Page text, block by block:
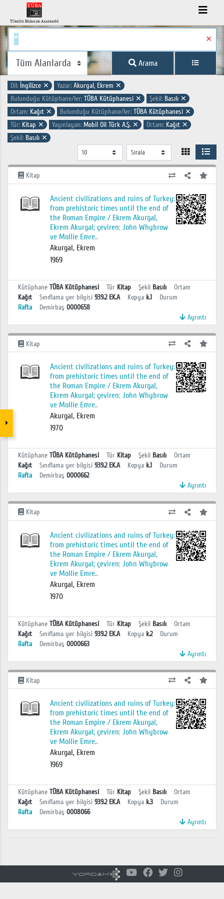
✕
Arama
Dil: İngilizce ✕ Yazar: Akurgal, Ekrem ✕
Bulunduğu Kütüphane/ler: TÜBA Kütüphanesi ✕ Şekil: Basılı ✕
Ortam: Kağıt ✕ Bulunduğu Kütüphane/ler: TÜBA Kütüphanesi ✕
Tür: Kitap ✕ Yayınlayan: Mobil Oil Türk A.Ş. ✕ Ortam: Kağıt ✕
Şekil: Basılı ✕
Kitap
Ancient civilizations and ruins of Turkey:
from prehistoric times until the end of
the Roman Empire / Ekrem Akurgal,
Ekrem Akurgal; çeviren: John Whybrow
ve Mollie Emre..
Akurgal, Ekrem
1969
Kütüphane TÜBA Kütüphanesi Tür Kitap Şekil Basılı
Ortam
Kağıt
Sınıflama yer bilgisi 939.2 EK.A Kopya k.1
Durum
Rafta
Demirbaş 0000658
Ayrıntı
Kitap
Ancient civilizations and ruins of Turkey:
from prehistoric times until the end of
the Roman Empire / Ekrem Akurgal,
Ekrem Akurgal; çeviren: John Whybrow
ve Mollie Emre..
Akurgal, Ekrem
1970
Kütüphane TÜBA Kütüphanesi Tür Kitap Şekil Basılı
Ortam
Kağıt
Sınıflama yer bilgisi 939.2 EK.A Kopya k.1
Durum
Rafta
Demirbaş 0000662
Ayrıntı
Kitap
Ancient civilizations and ruins of Turkey:
from prehistoric times until the end of
the Roman Empire / Ekrem Akurgal,
Ekrem Akurgal; çeviren: John Whybrow
ve Mollie Emre..
Akurgal, Ekrem
1970
Kütüphane TÜBA Kütüphanesi Tür Kitap Şekil Basılı
Ortam
Kağıt
Sınıflama yer bilgisi 939.2 EK.A Kopya k.2
Durum
Rafta
Demirbaş 0000663
Ayrıntı
Kitap
Ancient civilizations and ruins of Turkey:
from prehistoric times until the end of
the Roman Empire / Ekrem Akurgal,
Ekrem Akurgal; çeviren: John Whybrow
ve Mollie Emre..
Akurgal, Ekrem
1969
Kütüphane TÜBA Kütüphanesi Tür Kitap Şekil Basılı
Ortam
Kağıt
Sınıflama yer bilgisi 939.2 EK.A Kopya k.3
Durum
Rafta
Demirbaş 0008066
Ayrıntı